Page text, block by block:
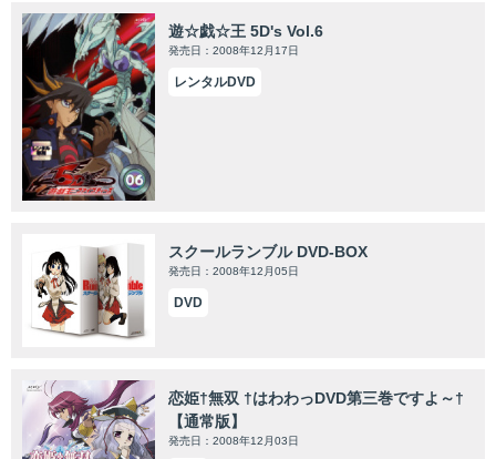
遊☆戯☆王 5D's Vol.6
発売日：2008年12月17日
レンタルDVD
スクールランブル DVD-BOX
発売日：2008年12月05日
DVD
恋姫†無双 †はわわっDVD第三巻ですよ～†
【通常版】
発売日：2008年12月03日